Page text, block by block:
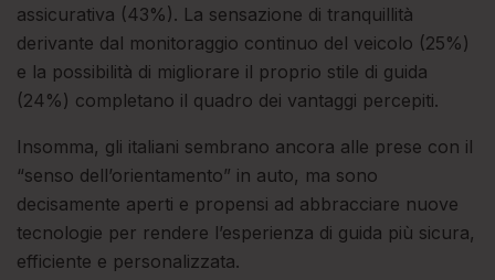
assicurativa (43%). La sensazione di tranquillità
derivante dal monitoraggio continuo del veicolo (25%)
e la possibilità di migliorare il proprio stile di guida
(24%) completano il quadro dei vantaggi percepiti.
Insomma, gli italiani sembrano ancora alle prese con il
“senso dell’orientamento” in auto, ma sono
decisamente aperti e propensi ad abbracciare nuove
tecnologie per rendere l’esperienza di guida più sicura,
efficiente e personalizzata.